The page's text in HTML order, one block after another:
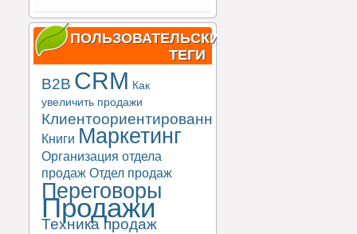
ПОЛЬЗОВАТЕЛЬСКИЕ
ТЕГИ
B2B CRM Как
увеличить продажи
Клиентоориентированность
Книги Маркетинг
Организация отдела
продаж Отдел продаж
Переговоры
Продажи
Техника продаж